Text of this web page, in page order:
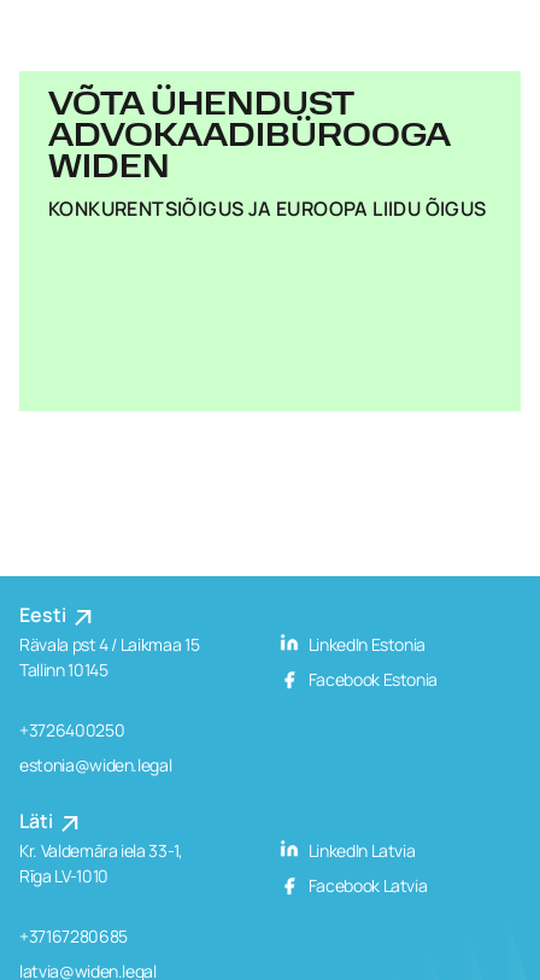
VÕTA ÜHENDUST
ADVOKAADIBÜROOGA
WIDEN
KONKURENTSIÕIGUS JA EUROOPA LIIDU ÕIGUS
Eesti
Rävala pst 4 / Laikmaa 15
Tallinn 10145
+3726400250
estonia@widen.legal
LinkedIn Estonia
Facebook Estonia
Läti
Kr. Valdemāra iela 33-1,
Rīga LV-1010
+37167280685
latvia@widen.legal
LinkedIn Latvia
Facebook Latvia